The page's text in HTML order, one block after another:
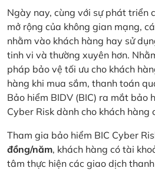
Ngày nay, cùng với sự phát triển
mở rộng của không gian mạng,
nhằm vào khách hàng hay sử
tinh vi và thường xuyên hơn.
pháp bảo vệ tối ưu cho khách
hàng khi mua sắm, thanh toán
Bảo hiểm BIDV (BIC) ra mắt bảo
Cyber Risk dành cho khách hàng
Tham gia bảo hiểm BIC Cyber
đồng/năm, khách hàng có tài
tâm thực hiện các giao dịch